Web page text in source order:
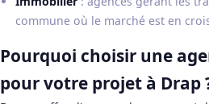
commune où le marché est en
Pourquoi choisir une
pour votre projet à Drap